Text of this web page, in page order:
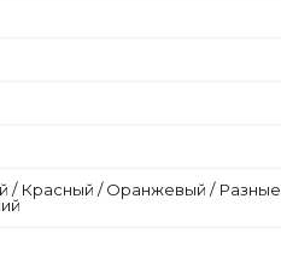
/ Красный / Оранжевый / Разные